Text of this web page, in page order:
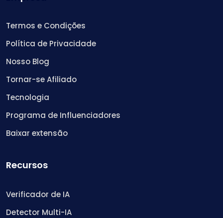
Termos e Condições
Política de Privacidade
Nosso Blog
Tornar-se Afiliado
Tecnologia
Programa de Influenciadores
Baixar extensão
Recursos
Verificador de IA
Detector Multi-IA